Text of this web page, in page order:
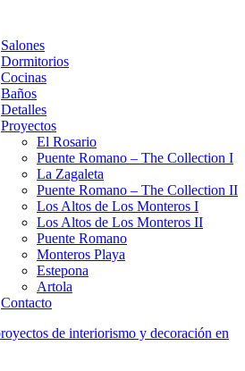
Salones
Dormitorios
Cocinas
Baños
Detalles
Proyectos
El Rosario
Puente Romano – The Collection I
La Zagaleta
Puente Romano – The Collection II
Los Altos de Los Monteros I
Los Altos de Los Monteros II
Puente Romano
Monteros Playa
Estepona
Artola
Contacto